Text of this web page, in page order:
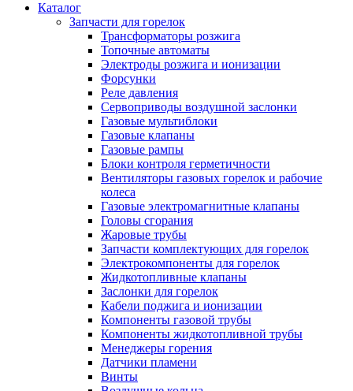
Каталог
Запчасти для горелок
Трансформаторы розжига
Топочные автоматы
Электроды розжига и ионизации
Форсунки
Реле давления
Сервоприводы воздушной заслонки
Газовые мультиблоки
Газовые клапаны
Газовые рампы
Блоки контроля герметичности
Вентиляторы газовых горелок и рабочие
колеса
Газовые электромагнитные клапаны
Головы сгорания
Жаровые трубы
Запчасти комплектующих для горелок
Электрокомпоненты для горелок
Жидкотопливные клапаны
Заслонки для горелок
Кабели поджига и ионизации
Компоненты газовой трубы
Компоненты жидкотопливной трубы
Менеджеры горения
Датчики пламени
Винты